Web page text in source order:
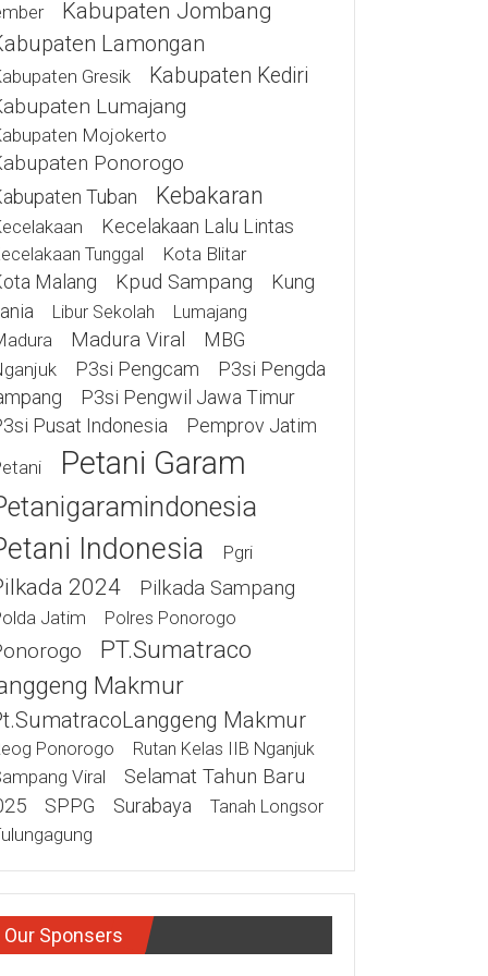
Kabupaten Jombang
Lamongan
Gresik
Kabupaten Kediri
Lumajang
Mojokerto
Ponorogo
Tuban Kebakaran
Kecelakaan Lalu Lintas
Tunggal Kota Blitar
Malang Kpud Sampang
Kung
Libur Sekolah Lumajang
Madura Viral MBG
P3si Pengcam
P3si Pengda
P3si Pengwil Jawa Timur
Pusat Indonesia
Pemprov Jatim
Petani Garam
Indonesia Pgri
2024 Pilkada Sampang
Jatim Polres Ponorogo
PT.Sumatraco
Makmur
Makmur
Ponorogo Rutan Kelas IIB Nganjuk
Viral
Selamat Tahun Baru
SPPG Surabaya Tanah Longsor
Our Sponsers